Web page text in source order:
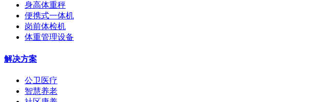
身高体重秤
便携式一体机
岗前体检机
体重管理设备
解决方案
公卫医疗
智慧养老